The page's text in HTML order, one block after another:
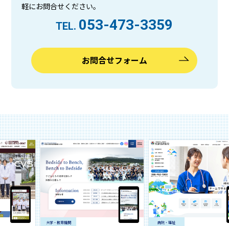
軽にお問合せください。
TEL. 053-473-3359
お問合せフォーム
大学・教育機関 病院・福祉